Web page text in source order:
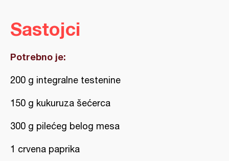
Sastojci
Potrebno je:
200 g integralne testenine
150 g kukuruza šećerca
300 g pilećeg belog mesa
1 crvena paprika